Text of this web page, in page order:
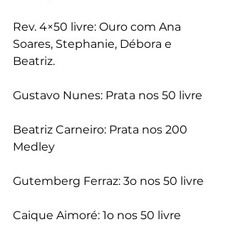
Rev. 4×50 livre: Ouro com Ana
Soares, Stephanie, Débora e
Beatriz.
Gustavo Nunes: Prata nos 50 livre
Beatriz Carneiro: Prata nos 200
Medley
Gutemberg Ferraz: 3o nos 50 livre
Caique Aimoré: 1o nos 50 livre